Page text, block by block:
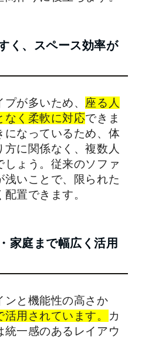
く、スペース効率が
が多いため、 座る人
なく柔軟に対応できま
になっているため、体
に関係なく、複数人
しょう。従来のソファ
浅いことで、限られた
置できます。
家庭まで幅広く活用
ンと機能性の高さか
用されています。
カ
統一感のあるレイアウ